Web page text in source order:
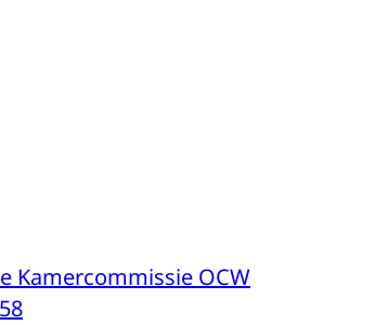
Kamercommissie OCW